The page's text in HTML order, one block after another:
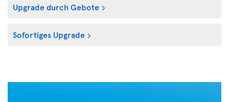
Upgrade durch Gebote
Sofortiges Upgrade